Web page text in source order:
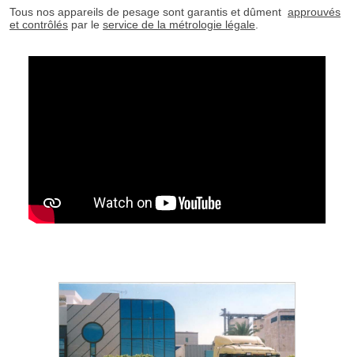
Tous nos appareils de pesage sont garantis et dûment approuvés
et contrôlés par le service de la métrologie légale